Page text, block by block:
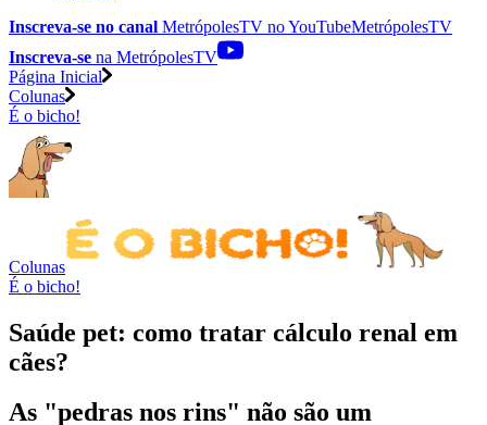
Inscreva-se no canal MetrópolesTV noYouTubeMetrópolesTV
Inscreva-se na MetrópolesTV
Página Inicial
Colunas
É o bicho!
Colunas
É o bicho!
Saúde pet: como tratar cálculo renal em
cães?
As "pedras nos rins" não são um